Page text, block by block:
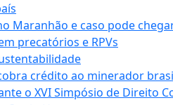
Maranhão e caso pode chegar
precatórios e RPVs
crédito ao minerador
o XVI Simpósio de Direito